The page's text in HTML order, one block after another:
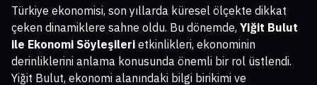
Türkiye ekonomisi, son yıllarda küresel ölçekte dikkat
çeken dinamiklere sahne oldu. Bu dönemde, Yiğit Bulut
ile Ekonomi Söyleşileri etkinlikleri, ekonominin
derinliklerini anlama konusunda önemli bir rol üstlendi.
Yiğit Bulut, ekonomi alanındaki bilgi birikimi ve